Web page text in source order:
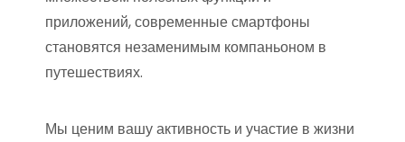
приложений, современные смартфоны
становятся незаменимым компаньоном в
путешествиях.
Мы ценим вашу активность и участие в жизни